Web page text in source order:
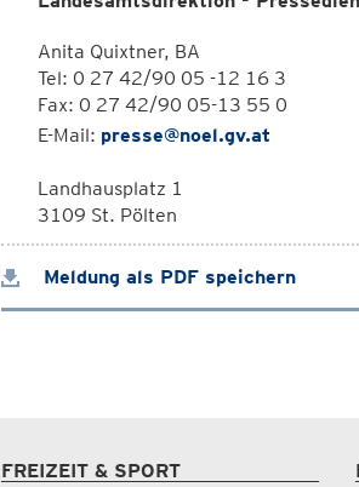
Anita Quixtner, BA
Tel: 0 27 42/90 05 -12 16 3
Fax: 0 27 42/90 05-13 55 0
E-Mail: presse@noel.gv.at
Landhausplatz 1
3109 St. Pölten
Meldung als PDF speichern
FREIZEIT & SPORT